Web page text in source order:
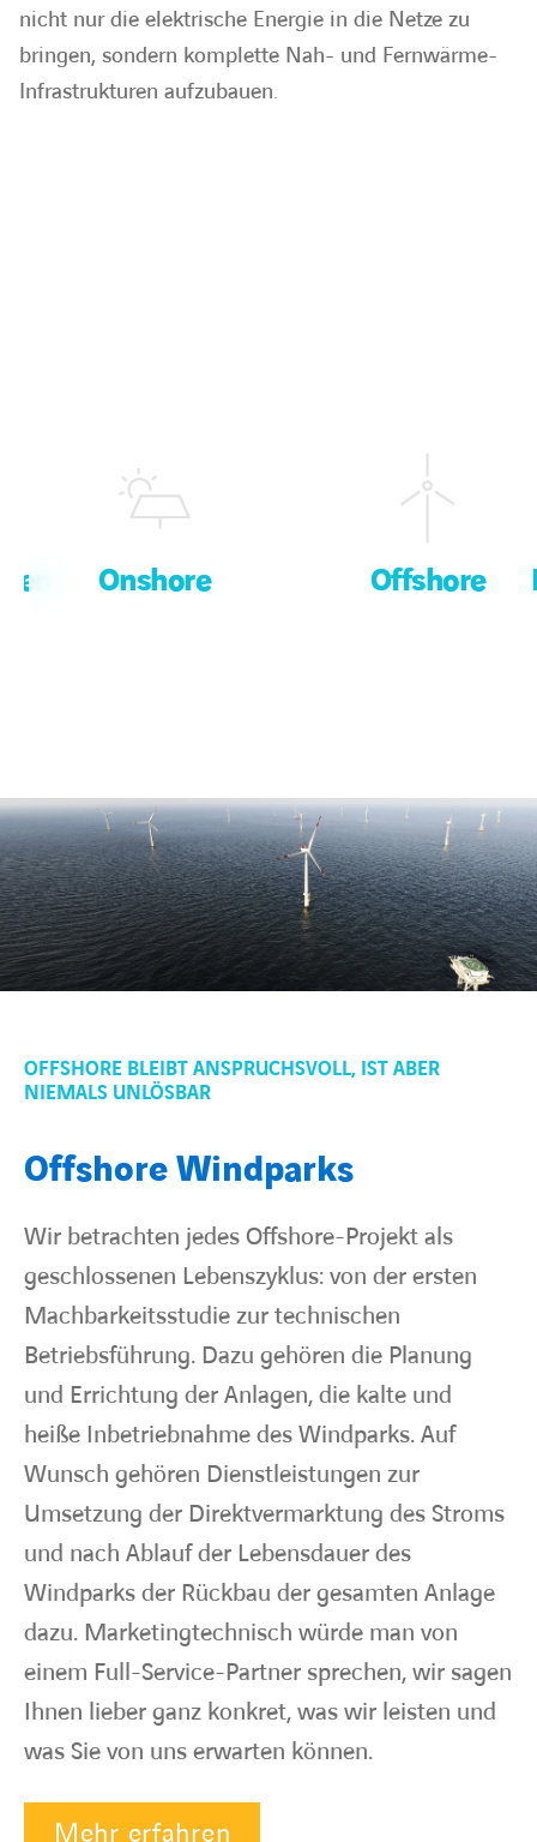
nicht nur die elektrische Energie in die Netze zu
bringen, sondern komplette Nah- und Fernwärme-
Infrastrukturen aufzubauen.
Onshore Offshore
Offshore Windparks
OFFSHORE BLEIBT ANSPRUCHSVOLL, IST ABER
NIEMALS UNLÖSBAR
Wir betrachten jedes Offshore-Projekt als
geschlossenen Lebenszyklus: von der ersten
Machbarkeitsstudie zur technischen
Betriebsführung. Dazu gehören die Planung
und Errichtung der Anlagen, die kalte und
heiße Inbetriebnahme des Windparks. Auf
Wunsch gehören Dienstleistungen zur
Umsetzung der Direktvermarktung des Stroms
und nach Ablauf der Lebensdauer des
Windparks der Rückbau der gesamten Anlage
dazu. Marketingtechnisch würde man von
einem Full-Service-Partner sprechen, wir sagen
Ihnen lieber ganz konkret, was wir leisten und
was Sie von uns erwarten können.
Mehr erfahren